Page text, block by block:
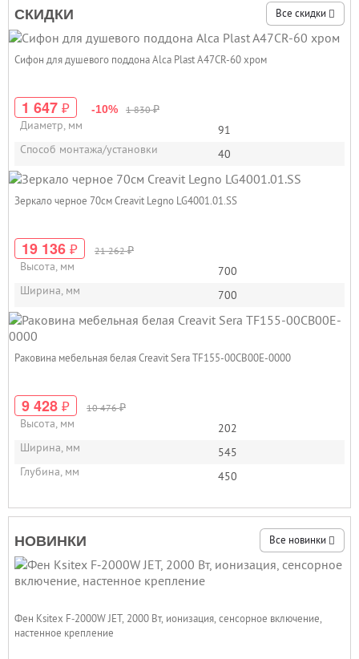
СКИДКИ Все скидки
Сифон для душевого поддона Alca Plast A47CR-60 хром
1 647 ₽ -10% 1 830₽
Диаметр, мм
91
Способ монтажа/установки
40
Зеркало черное 70см Creavit Legno LG4001.01.SS
19 136 ₽ 21 262₽
Высота, мм
700
Ширина, мм
700
Раковина мебельная белая Creavit Sera TF155-00CB00E-0000
9 428 ₽ 10 476₽
Высота, мм
202
Ширина, мм
545
Глубина, мм
450
НОВИНКИ Все новинки
Фен Ksitex F‑2000W JET, 2000 Вт, ионизация, сенсорное включение,
настенное крепление